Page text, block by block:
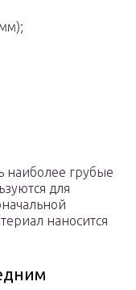
наиболее грубые
для
наносится